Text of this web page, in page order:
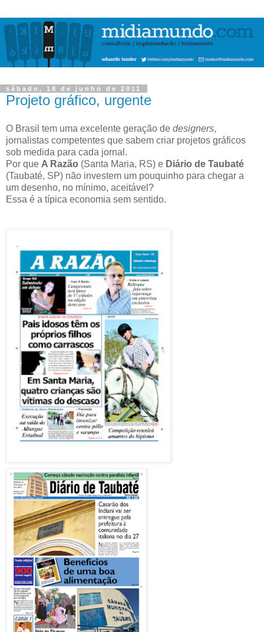
sábado, 18 de junho de 2011
Projeto gráfico, urgente
O Brasil tem uma excelente geração de designers,
jornalistas competentes que sabem criar projetos gráficos
sob medida para cada jornal.
Por que A Razão (Santa Maria, RS) e Diário de Taubaté
(Taubaté, SP) não investem um pouquinho para chegar a
um desenho, no mínimo, aceitável?
Essa é a típica economia sem sentido.